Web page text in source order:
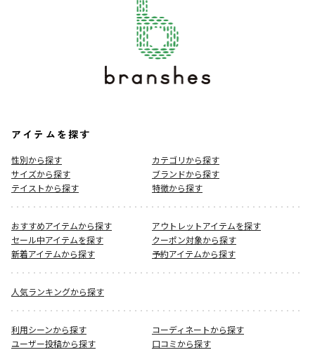
#プチプラファッション #プチプラ子供服
#秋コレクション #秋服 #キッズ秋服
#autumn #autumncollection #newcollection
＃90cm＃100cm＃110cm＃120cm
カラー
／ブラック
商品番号
／
アイテムを探す
性別から探す
カテゴリから探す
サイズから探す
ブランドから探す
テイストから探す
特徴から探す
おすすめアイテムから探す
アウトレットアイテムを探す
セール中アイテムを探す
クーポン対象から探す
新着アイテムから探す
予約アイテムから探す
人気ランキングから探す
利用シーンから探す
コーディネートから探す
ユーザー投稿から探す
口コミから探す